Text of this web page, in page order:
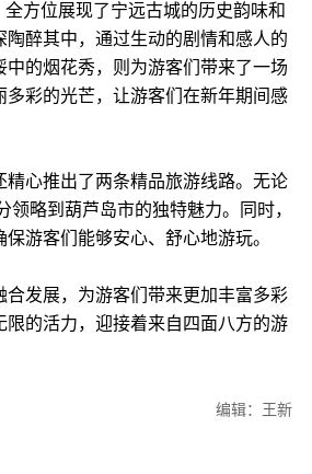
方位展现了宁远古城的历史韵味和
醉其中，通过生动的剧情和感人的
的烟花秀，则为游客们带来了一场
彩的光芒，让游客们在新年期间感
心推出了两条精品旅游线路。无论
领略到葫芦岛市的独特魅力。同时，
游客们能够安心、舒心地游玩。
发展，为游客们带来更加丰富多彩
的活力，迎接着来自四面八方的游
编辑：王新